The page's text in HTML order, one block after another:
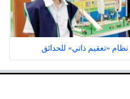
«تعقيم ذاتي» للحدائق